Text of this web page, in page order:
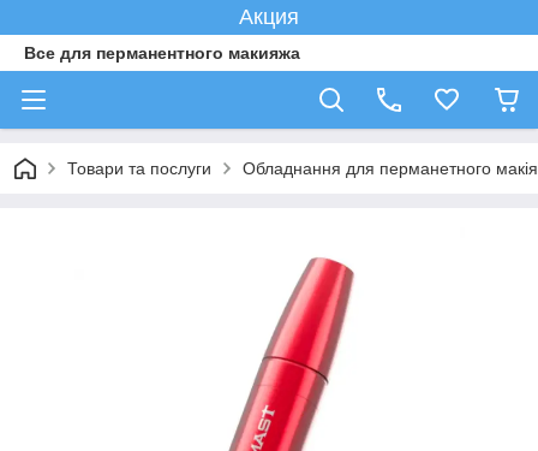
Акция
Все для перманентного макияжа
Товари та послуги Обладнання для перманетного